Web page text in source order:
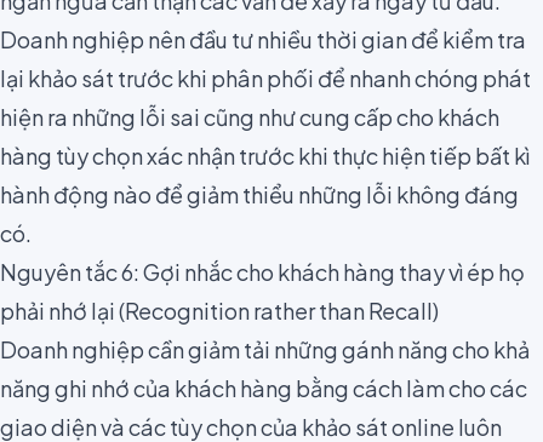
Doanh nghiệp nên đầu tư nhiều thời gian để kiểm tra
lại khảo sát trước khi phân phối để nhanh chóng phát
hiện ra những lỗi sai cũng như cung cấp cho khách
hàng tùy chọn xác nhận trước khi thực hiện tiếp bất kì
hành động nào để giảm thiểu những lỗi không đáng
có.
Nguyên tắc 6: Gợi nhắc cho khách hàng thay vì ép họ
phải nhớ lại (Recognition rather than Recall)
Doanh nghiệp cần giảm tải những gánh năng cho khả
năng ghi nhớ của khách hàng bằng cách làm cho các
giao diện và các tùy chọn của khảo sát online luôn